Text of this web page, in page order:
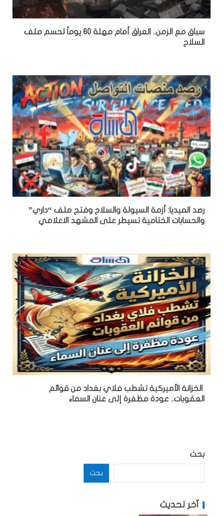
سباق مع الزمن.. العراق أمام مهلة 60 يوماً لحسم ملف
السلاح
رصد الميديا: أزمة السيولة والسلاح وفتح ملف “داري”
والحسابات الختامية تسيطر على المشهد الاعلامي
الخزانة الأميركية تشطب فلاي بغداد من قوائم
العقوبات.. عودة مظفرة إلى عنان السماء
بحث
بحث
آخر تحديث